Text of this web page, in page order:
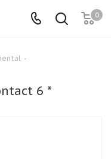
0
-
6 *